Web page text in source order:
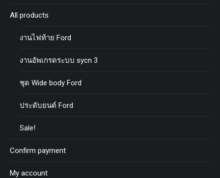
All products
งานไฟท้าย Ford
งานอัพเกรดระบบ sycn 3
ชุด Wide body Ford
ประดับยนต์ Ford
Sale!
Confirm payment
My account